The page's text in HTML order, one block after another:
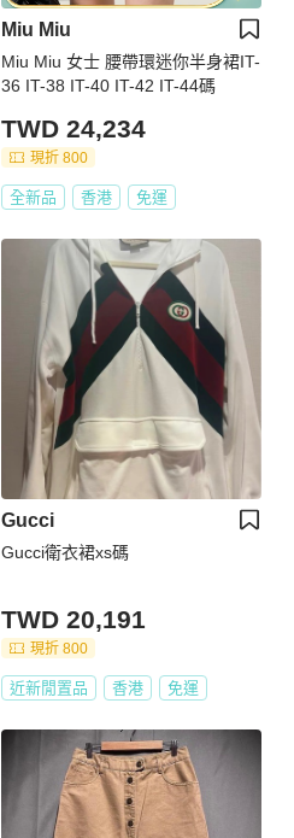
Miu Miu
Miu Miu 女士 腰帶環迷你半身裙IT-
36 IT-38 IT-40 IT-42 IT-44碼
TWD 24,234
現折 800
全新品 香港 免運
Gucci
Gucci衛衣裙xs碼
TWD 20,191
現折 800
近新閒置品 香港 免運